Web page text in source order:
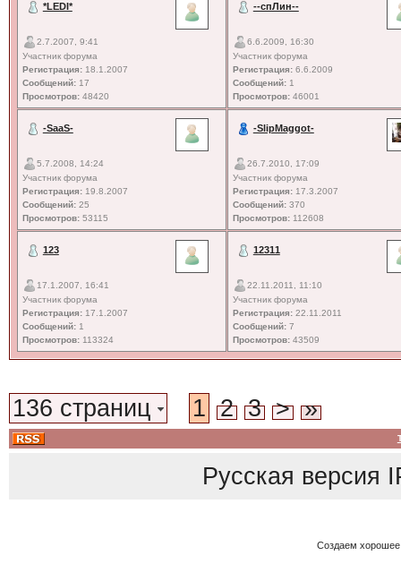
*LEDI*
2.7.2007, 9:41
Участник форума
Регистрация:18.1.2007
Сообщений:17
Просмотров:48420
--спЛин--
6.6.2009, 16:30
Участник форума
Регистрация:6.6.2009
Сообщений:1
Просмотров:46001
-SaaS-
5.7.2008, 14:24
Участник форума
Регистрация:19.8.2007
Сообщений:25
Просмотров:53115
-SlipMaggot-
26.7.2010, 17:09
Участник форума
Регистрация:17.3.2007
Сообщений:370
Просмотров:112608
123
17.1.2007, 16:41
Участник форума
Регистрация:17.1.2007
Сообщений:1
Просмотров:113324
12311
22.11.2011, 11:10
Участник форума
Регистрация:22.11.2011
Сообщений:7
Просмотров:43509
136 страниц 1 2 3 > »
Русская версия
Создаем